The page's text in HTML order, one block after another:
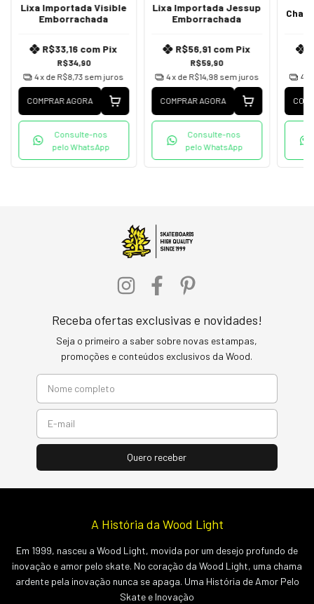
Lixa Importada Visible
Emborrachada
R$34,90
R$33,16 com Pix
4x de R$8,73 sem juros
COMPRAR AGORA
Consulte-nos
pelo WhatsApp
Lixa Importada Jessup
Emborrachada
R$59,90
R$56,91 com Pix
4x de R$14,98 sem juros
COMPRAR AGORA
Consulte-nos
pelo WhatsApp
4
Receba ofertas exclusivas e novidades!
Seja o primeiro a saber sobre novas estampas,
promoções e conteúdos exclusivos da Wood.
A História da Wood Light
Em 1999, nasceu a Wood Light, movida por um desejo profundo de
inovação e amor pelo skate. No coração da Wood Light, uma chama
ardente pela inovação nunca se apaga. Uma História de Amor Pelo
Skate e Inovação